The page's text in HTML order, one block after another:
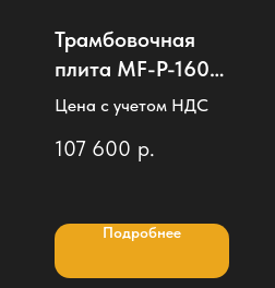
Трамбовочная
плита MF-P-160
(Вес 160кг)
Цена с учетом НДС
107 600 р.
Подробнее